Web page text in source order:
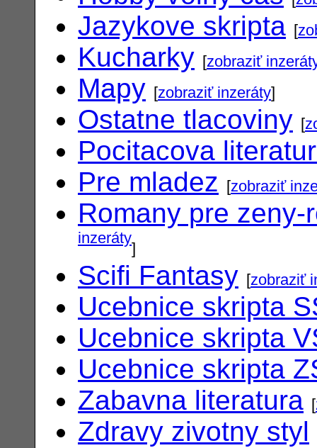
Jazykove skripta [
Kucharky [zobraziť
Mapy [zobraziť inzeráty]
Ostatne tlacoviny [
Pocitacova
Pre mladez
[zobraziť
Romany pre
inzeráty]
Scifi Fantasy [zobraziť
Ucebnice skripta
Ucebnice skripta
Ucebnice skripta
Zabavna literatura [
Zdravy zivotny styl